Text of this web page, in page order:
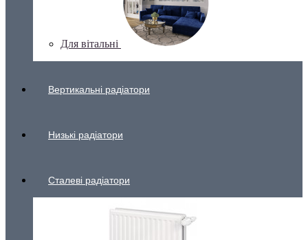
Для вітальні
Вертикальні радіатори
Низькі радіатори
Сталеві радіатори